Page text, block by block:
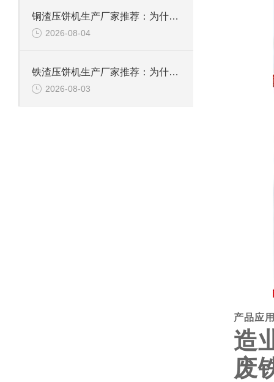
铜渣压饼机生产厂家推荐：为什么恩派特成为众多企业的信赖？
2026-08-04
铁渣压饼机生产厂家推荐：为什么恩派特成为众多企业的优选？
2026-08-03
产品应
造
废